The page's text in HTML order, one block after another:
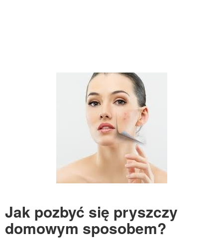
Jak pozbyć się pryszczy
domowym sposobem?